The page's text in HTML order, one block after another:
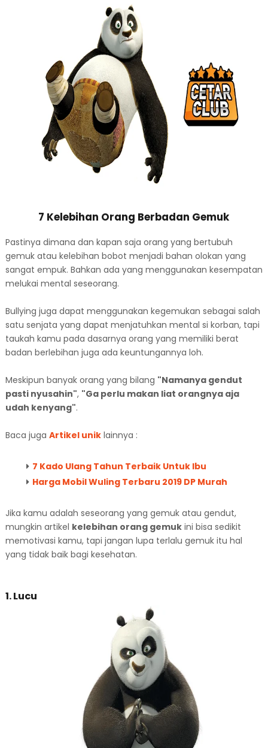
7 Kelebihan Orang Berbadan Gemuk
Pastinya dimana dan kapan saja orang yang bertubuh
gemuk atau kelebihan bobot menjadi bahan olokan yang
sangat empuk. Bahkan ada yang menggunakan kesempatan
melukai mental seseorang.
Bullying juga dapat menggunakan kegemukan sebagai salah
satu senjata yang dapat menjatuhkan mental si korban, tapi
taukah kamu pada dasarnya orang yang memiliki berat
badan berlebihan juga ada keuntungannya loh.
Meskipun banyak orang yang bilang "Namanya gendut
pasti nyusahin", "Ga perlu makan liat orangnya aja
udah kenyang".
Baca juga Artikel uniklainnya :
7 Kado Ulang Tahun Terbaik Untuk Ibu
Harga Mobil Wuling Terbaru 2019 DP Murah
Jika kamu adalah seseorang yang gemuk atau gendut,
mungkin artikel kelebihan orang gemukini bisa sedikit
memotivasi kamu, tapi jangan lupa terlalu gemuk itu hal
yang tidak baik bagi kesehatan.
1. Lucu